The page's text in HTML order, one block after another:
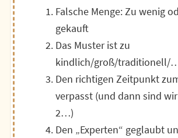
Falsche Menge: Zu wenig
gekauft
Das Muster ist zu
kindlich/groß/traditionell/
Den richtigen Zeitpunkt
verpasst (und dann sind
2…)
Den „Experten“ geglaubt